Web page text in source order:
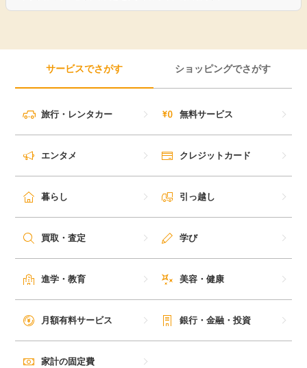
サービスでさがす ショッピングでさがす
旅行・レンタカー 無料サービス
エンタメ クレジットカード
暮らし 引っ越し
買取・査定 学び
進学・教育 美容・健康
月額有料サービス 銀行・金融・投資
家計の固定費